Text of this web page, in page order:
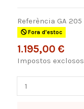
Referència GA 205
Fora d'estoc
1.195,00 €
Impostos exclosos